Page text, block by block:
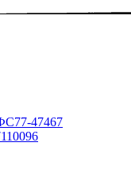
47467